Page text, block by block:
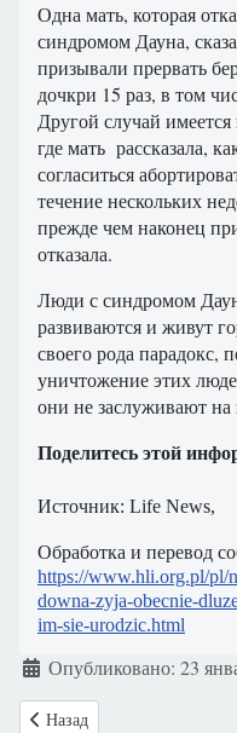
Одна мать, которая
синдромом Дауна,
призывали прервать
дочкри 15 раз, в том
Другой случай
где мать рассказала,
согласиться
течение нескольких
прежде чем наконец
отказала.
Люди с синдромом
развиваются и живут
своего рода парадокс,
уничтожение этих
они не заслуживают
Поделитесь этой
Источник: Life News,
Обработка и перевод
https://www.hli.org.pl/pl/
downa-zyja-obecnie-
im-sie-urodzic.html
Информация о
Опубликовано: 23
Предыдущий: Подводные
Назад